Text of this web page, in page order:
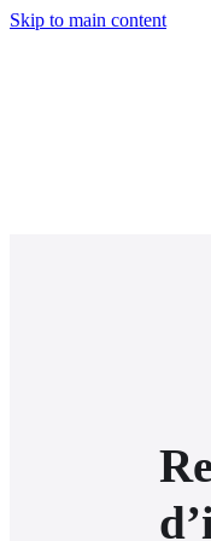
Skip to main content